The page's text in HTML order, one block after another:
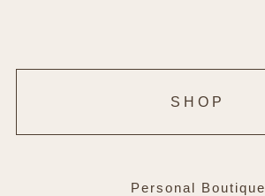
SHOP
Personal Boutique